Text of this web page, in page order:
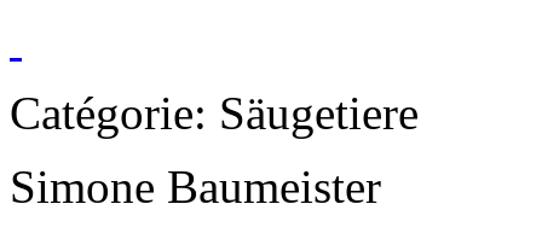
Catégorie: Säugetiere
Simone Baumeister